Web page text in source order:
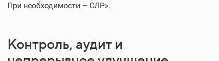
При необходимости – СЛР».
Контроль, аудит и